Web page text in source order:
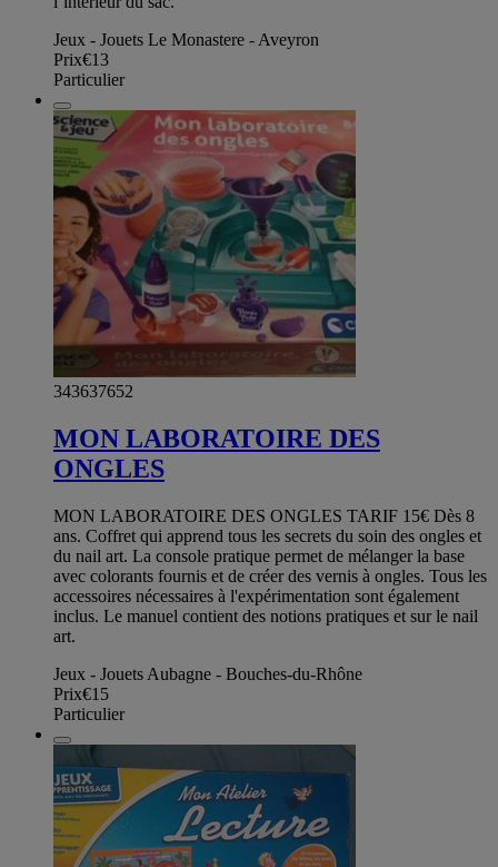
Jeux - Jouets Le Monastere - Aveyron
Prix€13
Particulier
343637652
MON LABORATOIRE DES
ONGLES
MON LABORATOIRE DES ONGLES TARIF 15€ Dès 8
ans. Coffret qui apprend tous les secrets du soin des ongles et
du nail art. La console pratique permet de mélanger la base
avec colorants fournis et de créer des vernis à ongles. Tous les
accessoires nécessaires à l'expérimentation sont également
inclus. Le manuel contient des notions pratiques et sur le nail
art.
Jeux - Jouets Aubagne - Bouches-du-Rhône
Prix€15
Particulier